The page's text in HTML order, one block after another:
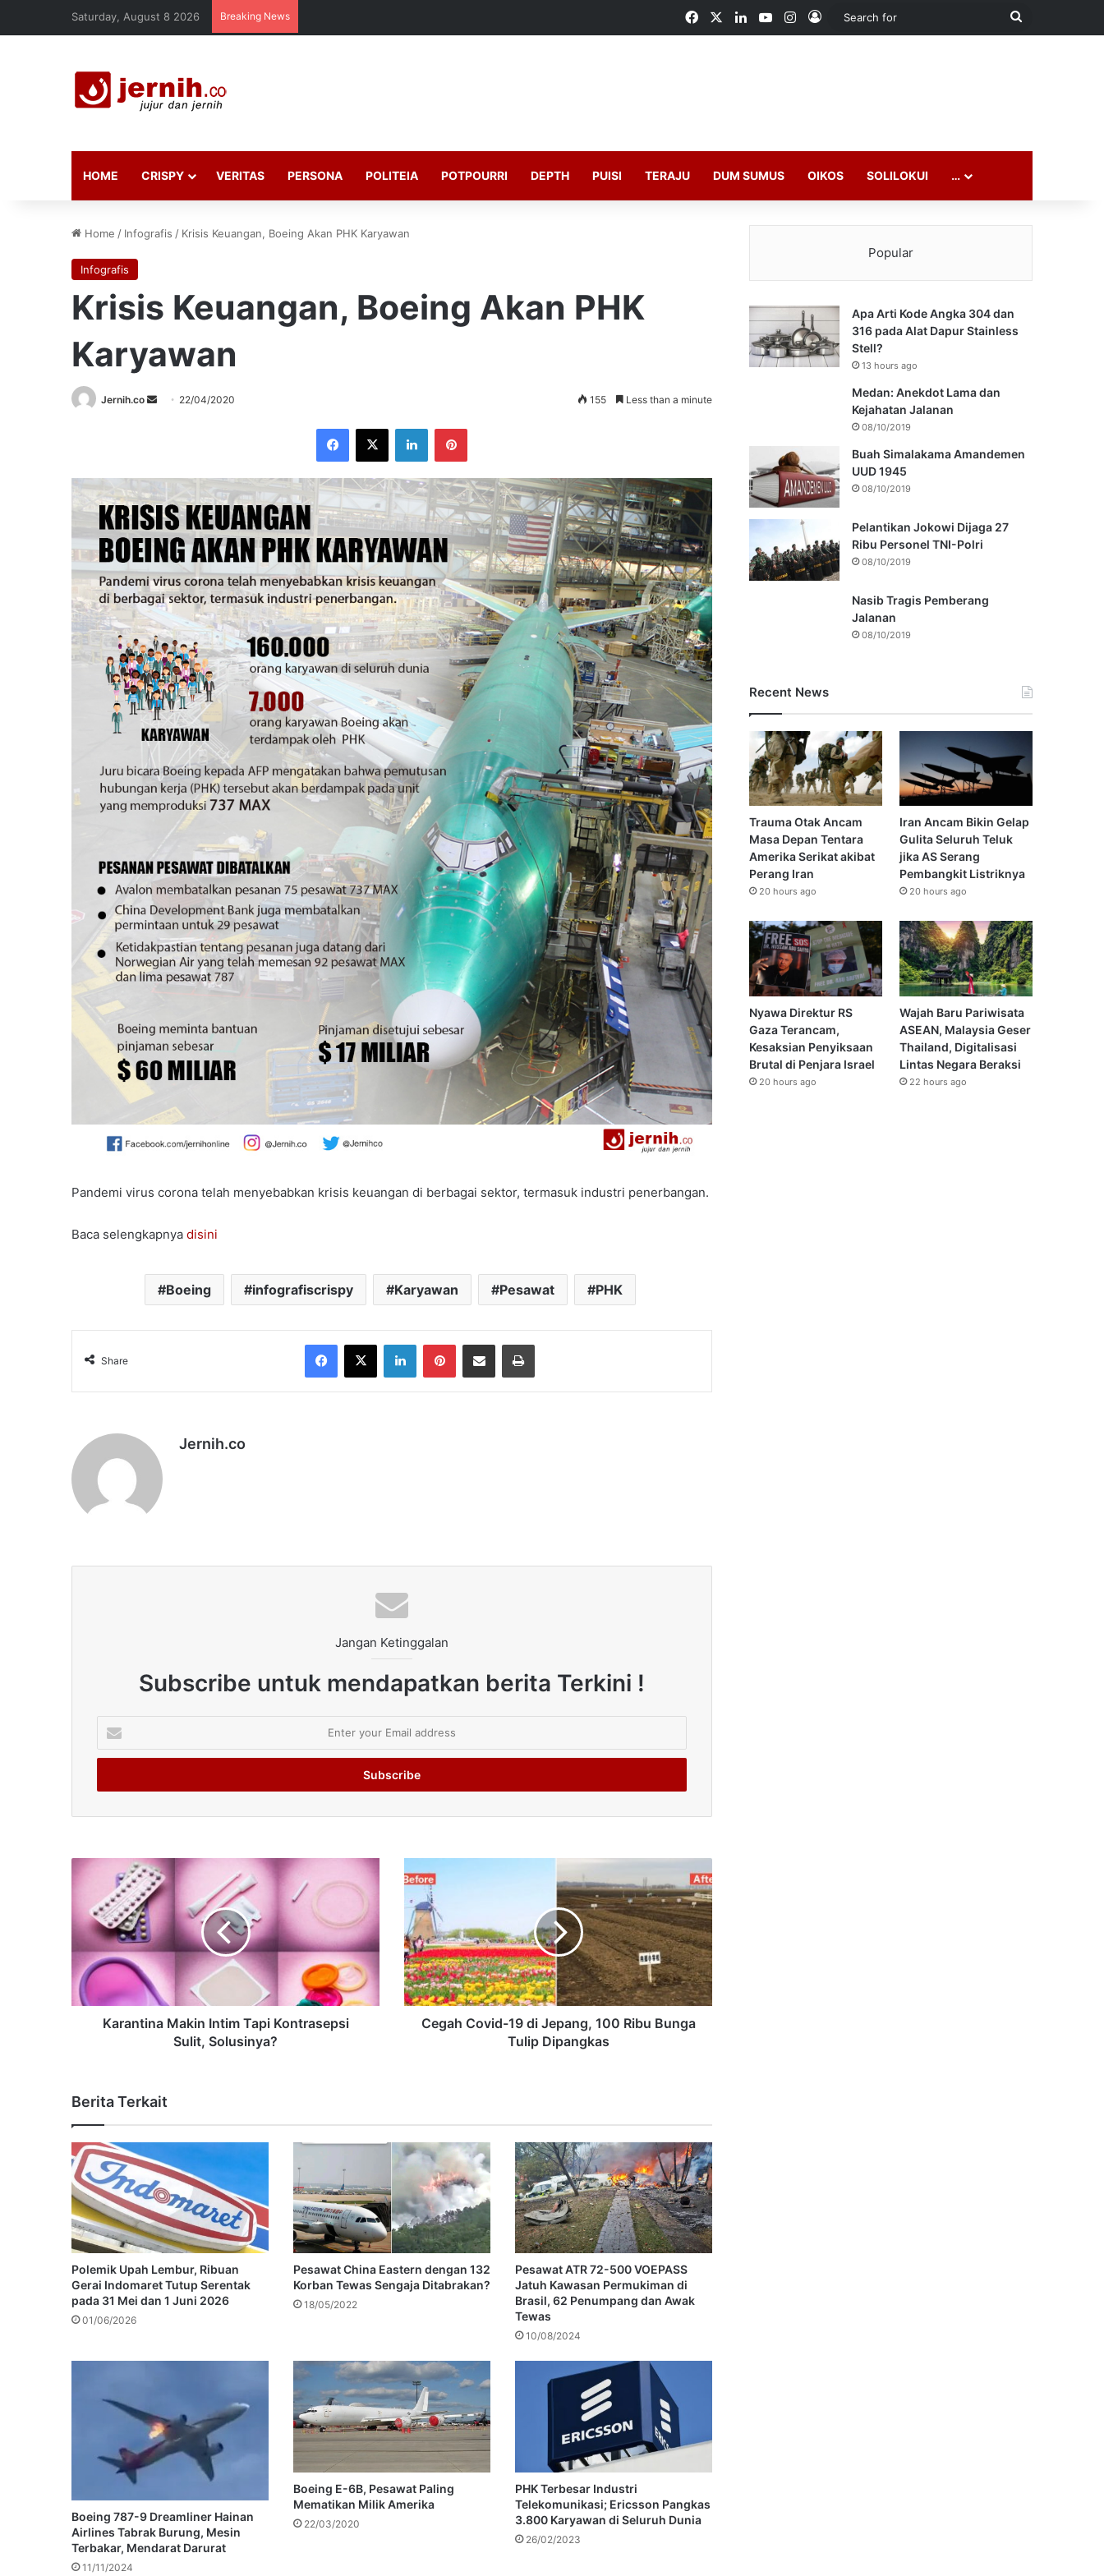
Saturday, August 8 2026 Breaking News FacebookLinkedInYouTubeInstagram
Log In
Search
HOME CRISPY VERITAS PERSONA POLITEIA POTPOURRI DEPTH PUISI TERAJU DUM SUMUS OIKOS SOLILOKUI …
Home / Infografis / Krisis Keuangan, Boeing Akan PHK Karyawan
Infografis
Krisis Keuangan, Boeing Akan PHK
Karyawan
Jernih.co
Send 22/04/2020 155 Less than a minute
Facebook
X LinkedInPinterest
Pandemi virus corona telah menyebabkan krisis keuangan di berbagai sektor, termasuk industri penerbangan.
Baca selengkapnya disini
Boeing infografiscrispy Karyawan Pesawat PHK
Share
Facebook
X LinkedInPinterestShare via Email Print
Jernih.co
Jangan Ketinggalan
Subscribe untuk mendapatkan berita Terkini !
your
Email
Karantina Makin Intim Tapi Kontrasepsi
Sulit, Solusinya?
Cegah Covid-19 di Jepang, 100 Ribu Bunga
Tulip Dipangkas
Berita Terkait
Polemik Upah Lembur, Ribuan
Gerai Indomaret Tutup Serentak
pada 31 Mei dan 1 Juni 2026
01/06/2026
Pesawat China Eastern dengan 132
Korban Tewas Sengaja Ditabrakan?
18/05/2022
Pesawat ATR 72-500 VOEPASS
Jatuh Kawasan Permukiman di
Brasil, 62 Penumpang dan Awak
Tewas
10/08/2024
Boeing 787-9 Dreamliner Hainan
Airlines Tabrak Burung, Mesin
Terbakar, Mendarat Darurat
11/11/2024
Boeing E-6B, Pesawat Paling
Mematikan Milik Amerika
22/03/2020
PHK Terbesar Industri
Telekomunikasi; Ericsson Pangkas
3.800 Karyawan di Seluruh Dunia
26/02/2023
Popular
Apa Arti Kode Angka 304 dan
316 pada Alat Dapur Stainless
Stell?
13 hours ago
Medan: Anekdot Lama dan
Kejahatan Jalanan
08/10/2019
Buah Simalakama Amandemen
UUD 1945
08/10/2019
Pelantikan Jokowi Dijaga 27
Ribu Personel TNI-Polri
08/10/2019
Nasib Tragis Pemberang
Jalanan
08/10/2019
Recent News
Trauma Otak Ancam
Masa Depan Tentara
Amerika Serikat akibat
Perang Iran
20 hours ago
Iran Ancam Bikin Gelap
Gulita Seluruh Teluk
jika AS Serang
Pembangkit Listriknya
20 hours ago
Nyawa Direktur RS
Gaza Terancam,
Kesaksian Penyiksaan
Brutal di Penjara Israel
20 hours ago
Wajah Baru Pariwisata
ASEAN, Malaysia Geser
Thailand, Digitalisasi
Lintas Negara Beraksi
22 hours ago